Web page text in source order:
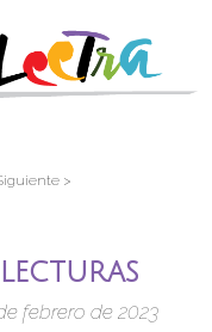
>
febrero de 2023